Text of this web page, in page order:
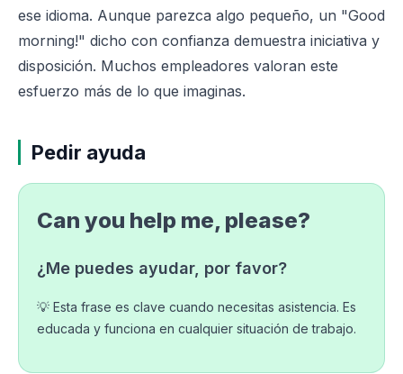
ese idioma. Aunque parezca algo pequeño, un "Good
morning!" dicho con confianza demuestra iniciativa y
disposición. Muchos empleadores valoran este
esfuerzo más de lo que imaginas.
Pedir ayuda
Can you help me, please?
¿Me puedes ayudar, por favor?
💡 Esta frase es clave cuando necesitas asistencia. Es
educada y funciona en cualquier situación de trabajo.